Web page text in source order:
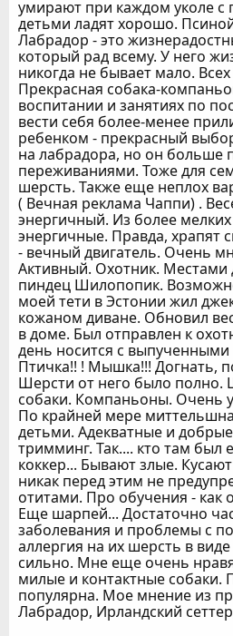
умирают при каждом уколе с
детьми ладят хорошо.
Лабрадор - это
который рад всему. У него
никогда не бывает мало.
Прекрасная собака-
воспитании и занятиях по
вести себя более-менее
ребенком - прекрасный
на лабрадора, но он больше
переживаниями. Тоже для
шерсть. Также еще неплох
( Вечная реклама Чаппи) .
энергичный. Из более
энергичные. Правда, храпят
- вечный двигатель. Очень
Активный. Охотник. Местами
пиндец Шилопопик.
моей тети в Эстонии жил
кожаном диване. Обновил
в доме. Был отправлен к
день носится с выпученными
Птичка!! ! Мышка!!! Догнать,
Шерсти от него было полно.
собаки. Компаньоны. Очень
По крайней мере
детьми. Адекватные и
тримминг. Так.... кто там был
коккер... Бывают злые.
никак перед этим не
отитами. Про обучения -
Еще шарпей... Достаточно
заболевания и проблемы с
аллергия на их шерсть в
сильно. Мне еще очень
милые и контактные собаки.
популярна. Мое мнение из
Лабрадор, Ирландский